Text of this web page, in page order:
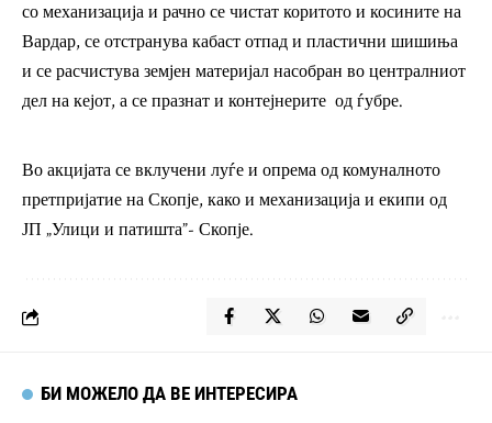
со механизација и рачно се чистат коритото и косините на
Вардар, се отстранува кабаст отпад и пластични шишиња
и се расчистува земјен материјал насобран во централниот
дел на кејот, а се празнат и контејнерите од ѓубре.
Во акцијата се вклучени луѓе и опрема од комуналното
претпријатие на Скопје, како и механизација и екипи од
ЈП „Улици и патишта”- Скопје.
БИ МОЖЕЛО ДА ВЕ ИНТЕРЕСИРА